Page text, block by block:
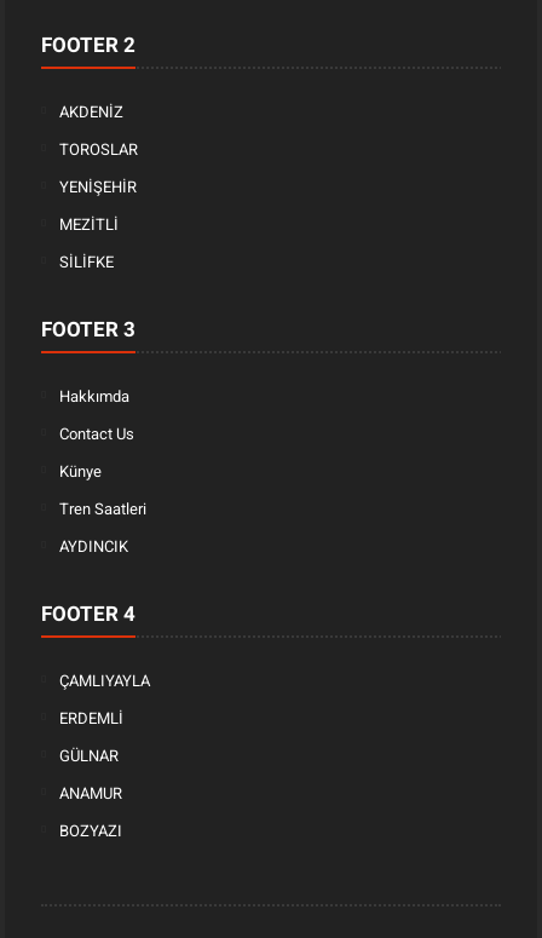
FOOTER 2
AKDENİZ
TOROSLAR
YENİŞEHİR
MEZİTLİ
SİLİFKE
FOOTER 3
Hakkımda
Contact Us
Künye
Tren Saatleri
AYDINCIK
FOOTER 4
ÇAMLIYAYLA
ERDEMLİ
GÜLNAR
ANAMUR
BOZYAZI